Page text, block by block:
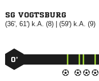
SG VOGTSBURG
(36', 61') k.A. (8) | (59') k.A. (9)
0’